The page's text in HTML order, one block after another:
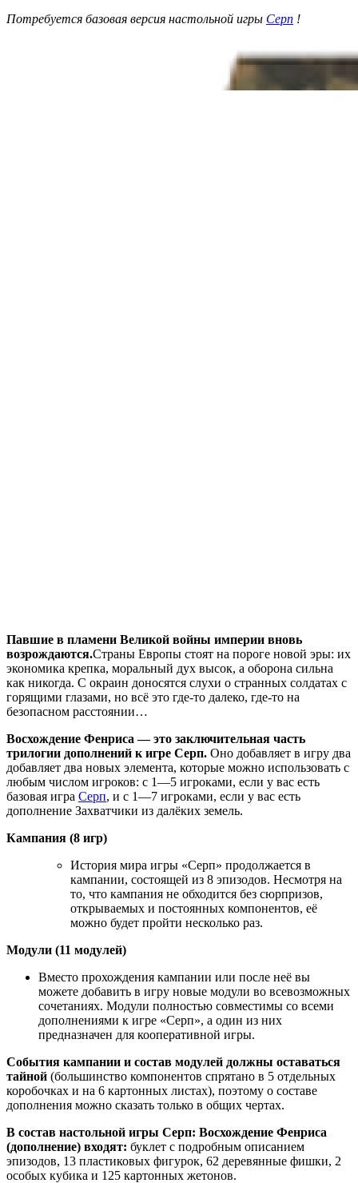
Потребуется базовая версия настольной игры Серп !
Павшие в пламени Великой войны империи вновь
возрождаются.Страны Европы стоят на пороге новой эры: их
экономика крепка, моральный дух высок, а оборона сильна
как никогда. С окраин доносятся слухи о странных солдатах с
горящими глазами, но всё это где-то далеко, где-то на
безопасном расстоянии…
Восхождение Фенриса — это заключительная часть
трилогии дополнений к игре Серп. Оно добавляет в игру два
добавляет два новых элемента, которые можно использовать с
любым числом игроков: с 1—5 игроками, если у вас есть
базовая игра Серп, и с 1—7 игроками, если у вас есть
дополнение Захватчики из далёких земель.
Кампания (8 игр)
История мира игры «Серп» продолжается в
кампании, состоящей из 8 эпизодов. Несмотря на
то, что кампания не обходится без сюрпризов,
открываемых и постоянных компонентов, её
можно будет пройти несколько раз.
Модули (11 модулей)
Вместо прохождения кампании или после неё вы
можете добавить в игру новые модули во всевозможных
сочетаниях. Модули полностью совместимы со всеми
дополнениями к игре «Серп», а один из них
предназначен для кооперативной игры.
События кампании и состав модулей должны оставаться
тайной (большинство компонентов спрятано в 5 отдельных
коробочках и на 6 картонных листах), поэтому о составе
дополнения можно сказать только в общих чертах.
В состав настольной игры Серп: Восхождение Фенриса
(дополнение) входят: буклет с подробным описанием
эпизодов, 13 пластиковых фигурок, 62 деревянные фишки, 2
особых кубика и 125 картонных жетонов.